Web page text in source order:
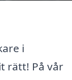
i
rätt! På vår